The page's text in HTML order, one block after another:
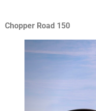
Chopper Road 150